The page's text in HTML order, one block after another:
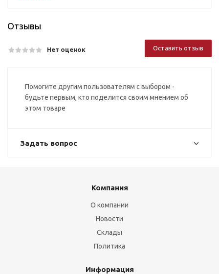
Отзывы
Нет оценок Оставить отзыв
Помогите другим пользователям с выбором -
будьте первым, кто поделится своим мнением об
этом товаре
Задать вопрос
Компания
О компании
Новости
Склады
Политика
Информация